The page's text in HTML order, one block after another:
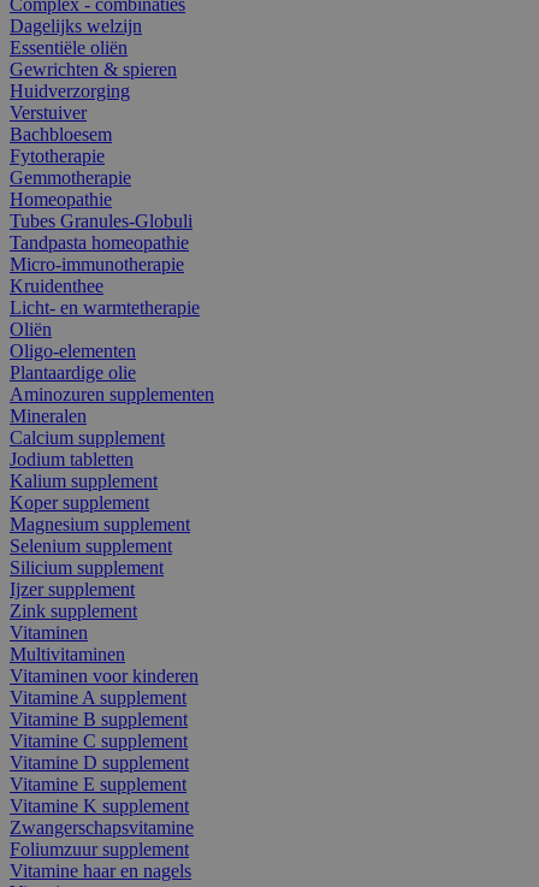
Dagelijks welzijn
Essentiële oliën
Gewrichten & spieren
Huidverzorging
Verstuiver
Bachbloesem
Fytotherapie
Gemmotherapie
Homeopathie
Tubes Granules-Globuli
Tandpasta homeopathie
Micro-immunotherapie
Kruidenthee
Licht- en warmtetherapie
Oliën
Oligo-elementen
Plantaardige olie
Aminozuren supplementen
Mineralen
Calcium supplement
Jodium tabletten
Kalium supplement
Koper supplement
Magnesium supplement
Selenium supplement
Silicium supplement
Ijzer supplement
Zink supplement
Vitaminen
Multivitaminen
Vitaminen voor kinderen
Vitamine A supplement
Vitamine B supplement
Vitamine C supplement
Vitamine D supplement
Vitamine E supplement
Vitamine K supplement
Zwangerschapsvitamine
Foliumzuur supplement
Vitamine haar en nagels